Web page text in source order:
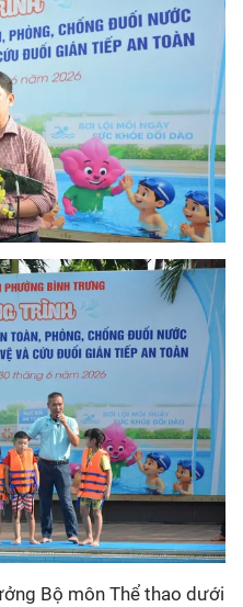
Bộ môn Thể thao dưới